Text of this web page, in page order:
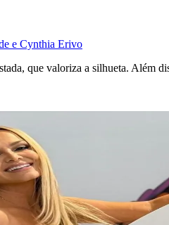
e Cynthia Erivo
que valoriza a silhueta. Além